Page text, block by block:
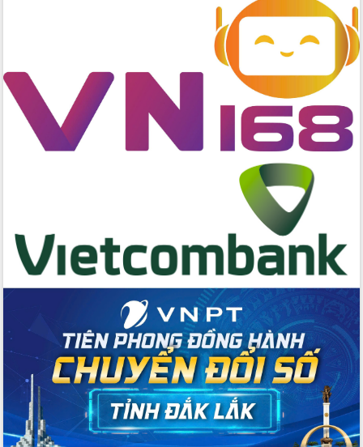
nghiệp nước ngoài
Đắk Lắk định vị thương hiệu du lịch
“Biển – Rừng – Cà phê” trong không
gian phát triển mới
Hội nghị chia sẻ kinh nghiệm, chuyển
Công bố quyết định của Ban Thường
vụ Tỉnh ủy về công tác cán bộ.
Thủ tướng Phạm Minh Chính: Khẩn
trương tái thiết cuộc sống người dân
Tập trung nâng cao chất lượng, tổ
chức sản xuất sầu riêng theo hướng
bền vững
Đẩy nhanh công tác khắc phục, ổn
định đời sống Nhân dân sau bão số 13
Bí thư Tỉnh ủy Lương Nguyễn Minh
Triết dự Ngày hội đại đoàn kết tại